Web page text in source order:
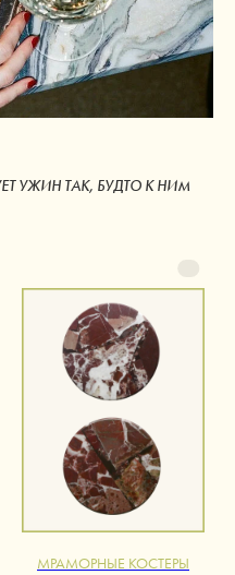
УЖИН ТАК, БУДТО К НИМ
МРАМОРНЫЕ КОСТЕРЫ